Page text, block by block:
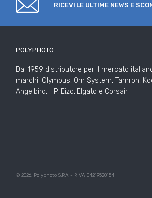
RICEVI LE ULTIME NEWS E
POLYPHOTO
Dal 1959 distributore per il mercato
marchi: Olympus, Om System, Tamron,
Angelbird, HP, Eizo, Elgato e Corsair.
© 2026. Polyphoto S.P.A - P.IVA 04219520154